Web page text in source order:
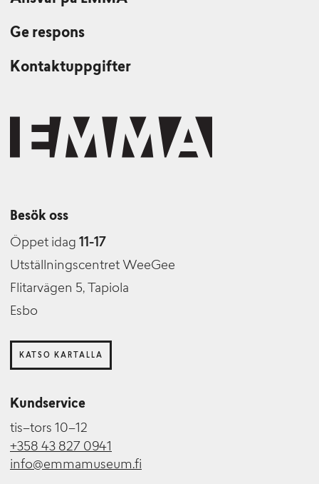
Ge respons
Kontaktuppgifter
Besök oss
Öppet idag 11-17
Utställningscentret WeeGee
Flitarvägen 5, Tapiola
Esbo
KATSO KARTALLA
Kundservice
tis–tors 10–12
+358 43 827 0941
info@emmamuseum.fi